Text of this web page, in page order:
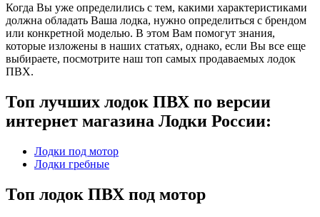
Когда Вы уже определились с тем, какими характеристиками
должна обладать Ваша лодка, нужно определиться с брендом
или конкретной моделью. В этом Вам помогут знания,
которые изложены в наших статьях, однако, если Вы все еще
выбираете, посмотрите наш топ самых продаваемых лодок
ПВХ.
Топ лучших лодок ПВХ по версии
интернет магазина Лодки России:
Лодки под мотор
Лодки гребные
Топ лодок ПВХ под мотор